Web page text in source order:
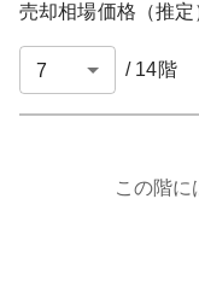
売却相場価格（推定
/ 14階
この階に